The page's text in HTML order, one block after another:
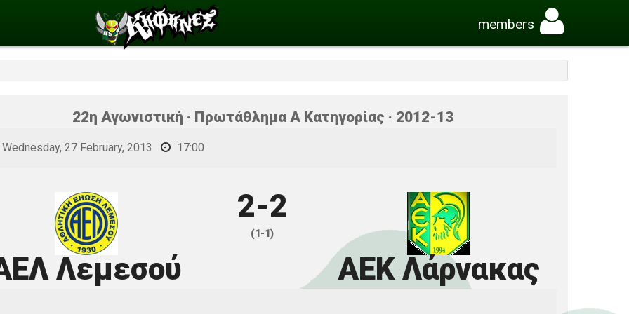
members
22η Αγωνιστική · Πρωτάθλημα Α Κατηγορίας · 2012-13
Wednesday, 27 February, 2013 17:00
Λεμεσού
2-2
(1-1)
ΑΕΚ Λάρνακας